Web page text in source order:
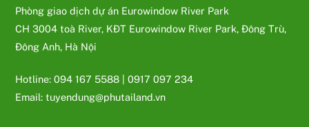
Phòng giao dịch dự án Eurowindow River Park
CH 3004 toà River, KĐT Eurowindow River Park, Đông Trù,
Đông Anh, Hà Nội
Hotline: 094 167 5588 | 0917 097 234
Email: tuyendung@phutailand.vn